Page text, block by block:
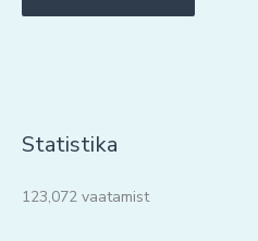
Statistika
123,072 vaatamist